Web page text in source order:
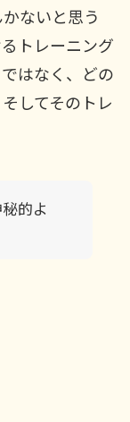
ないと思う
トレーニング
はなく、どの
してそのトレ
的よ